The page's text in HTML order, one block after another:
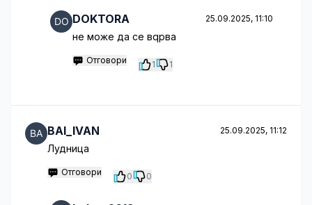
DOKTORA 25.09.2025, 11:10
не може да се вqрва
Отговори 1 1
BAI_IVAN 25.09.2025, 11:12
Лудница
Отговори 0 0